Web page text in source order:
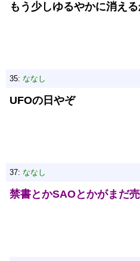
もう少しゆるやかに消え
35: ななし
UFOの日やぞ
37: ななし
禁書とかSAOとかがまだ